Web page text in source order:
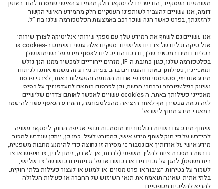
משותפינו העסקיים, הם יעבירו לליסקאר חלק מהמידע האישי שמסרת להם. באופן
דומה, אנו עשויים להעביר לשותפינו העסקיים חלק מהמידע האישי הקשור
להזמנתך, בפרט כאשר הנה שוכר רכב באמצעות הפלטפורמה שלנו בחו"ל.
אנו עשויים גם לשתף את המידע שלך עם ספקי שירותי אנליטיקה לצורך שירותי
אנליטיקה וכלים של צדדים שלישיים. ספקים אלה עושים שימוש ב-cookies או
בכלים דומים במכשיר שלך, ודרכם הם יכולים לאסוף מידע על השימוש שלך
בפלטפורמה שלנו, כגון כתובת ה-IP, מזהים ייחודיים למכשיר ממנו הנך גולש
ומאפייניו, פעילותך באתר והעמודים בהם צפית. מידע זה משמש אותנו לניתוח
מידע אנונימי, סטטיסטי ומצרפי אודות התנועה והפעילות באתר, לצרכי פרסום
ושיווק בפלטפורמה וברחבי הרשת, וכן לפרסום מותאם להעדפותיך על בסיס
מאפייני פעילותך באתר. ה-cookies עשויים לאפשר לאותם צדדים שלישיים
לזהות את מכשירך אף לאחר היציאה מהפלטפורמה, והמידע הנאסף עשוי להישמר
במאגרי מידע מחוץ לישראל.
שיתוף מידע עם רשויות רגולטוריות מוסמכות וגופי אכיפת החוק. ליסקאר עשויה
להידרש על פי חוק לשתף מידע אישי, כמפורט לעיל. כמו כן, ייתכן שנדרש למסור
מידע אישי על אודותיך אם נסבור כי מסירה זו נחוצה כדי להימנע מחבות משפטית,
נדרשת במסגרת ציות להליך משפטי (לרבות, אך לא רק, זימון לדין, צו חיפוש או צו
בית משפט), להגן על זכויותינו או רכושנו או על זכויותיו ורכושו של צד שלישי,
לשמור על בטיחות הציבור או פרט מסוים, או למנוע או לעצור פעילות בלתי חוקית,
בלתי אתית, שאינה תואמת את תנאי השימוש של החברה או פעילות העלולה
להביא להליכים משפטיים.